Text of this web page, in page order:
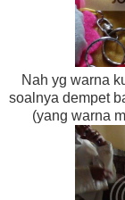
Nah yg warna
soalnya dempet
(yang warna